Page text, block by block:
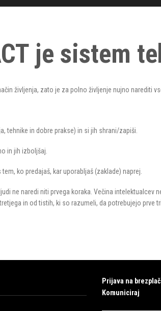
je sistem
življenja, zato je za polno življenje nujno narediti
tehnike in dobre prakse) in si jih shrani/zapiši.
in jih izboljšaj.
ko predajaš, kar uporabljaš (zaklade) naprej.
ne naredi niti prvega koraka. Večina intelektualcev
in od tistih, ki so razumeli, da potrebujejo prve
Prijava na
Komuniciraj